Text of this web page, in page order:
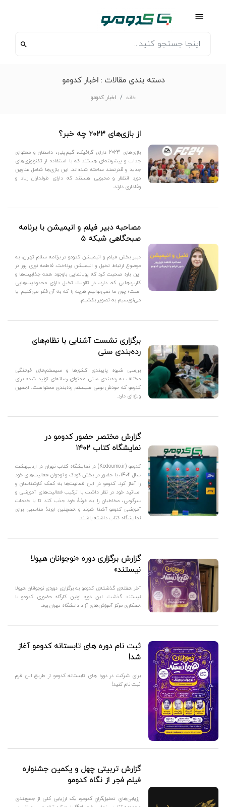
دسته بندی مقالات : اخبار کدومو
خانه اخبار کدومو
از بازی‌های ۲۰۲۳ چه خبر؟
بازی‌های 2023 دارای گرافیک، گیم‌پلی، داستان و محتوای
جذاب و پیشرفته‌ای هستند که با استفاده از تکنولوژی‌های
جدید و قدرتمند ساخته شده‌اند. این بازی‌ها شامل عناوین
مورد انتظار و محبوبی هستند که دارای طرفداران زیاد و
وفاداری دارند.
مصاحبه دبیر فیلم و انیمیشن با برنامه
صبحگاهی شبکه ۵
دبیر بخش فیلم و انیمیشن کدومو در برنامه سلام تهران، به
موضوع ارتباط تخیل و انیمیشن پرداخت. فاطمه نوری پور در
این باره صحبت کرد که پویانمایی باوجود همه جذابیت‌ها و
کاربردهایی که دارد، در تقویت تخیل دارای محدودیت‌هایی
است؛ چون ما نمی‌توانیم هرچه را که به آن فکر می‌کنیم یا
می‌نویسیم به تصویر بکشیم.
برگزاری نشست آشنایی با نظام‌های
رده‌بندی سنی
بررسی شیوه پایبندی کشورها و سیستم‌های فرهنگی
مختلف به رده‌بندی سنی محتوای رسانه‌ای تولید شده برای
کدومو که خودش نوعی سیستم رده‌بندی محتواست، اهمین
ویژه‌ای دارد.
گزارش مختصر حضور کدومو در
نمایشگاه کتاب ۱۴۰۲
کدومو (Kodoumo.ir) در نمایشگاه کتاب تهران در اردیبهشت
سال 1402، با حضور در بخش کودک و نوجوان فعالیت‌های خود
را آغاز کرد. کدومو در این فعالیت‌ها به کمک کارشناسان و
اساتید خود در نظر داشت با ترکیب فعالیت‌های آموزشی و
سرگرمی، مخاطبان را به غرفۀ خود جذب کند تا با خدمات
آموزشی کدومو آشنا شوند و همچنین اوردۀ مناسبی برای
نمایشگاه کتاب داشته باشند.
گزارش برگزاری دوره «نوجوانان هیولا
نیستند»
آخر هفته‌ی گذشته‌ی کدومو به برگزاری دوره‌ی نوجوانان هیولا
نیستند گذشت. این دوره اولین کارگاه حضوری کدومو با
همکاری مرکز آموزش‌های آزاد دانشگاه تهران بود.
ثبت نام دوره های تابستانه کدومو آغاز
شد!
برای شرکت در دوره های تابستانه کدومو از طریق این فرم
ثبت نام کنید!
گزارش تربیتی چهل و یکمین جشنواره
فیلم فجر از نگاه کدومو
ارزیابی‌هایِ تحلیل‌گرانِ کدومو، یک ارزیابی کلی از جمع‌بندی